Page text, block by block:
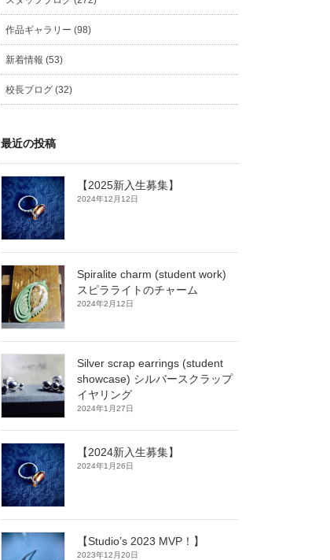
作品ギャラリー (98)
新着情報 (53)
校長ブログ (32)
最近の投稿
【2025新入生募集】
2024年12月12日
Spiralite charm (student work)
スピラライトのチャーム
2024年2月12日
Silver scrap earrings (student
showcase) シルバースクラップ
イヤリング
2024年1月27日
【2024新入生募集】
2024年1月26日
【Studio’s 2023 MVP！】
2023年12月20日